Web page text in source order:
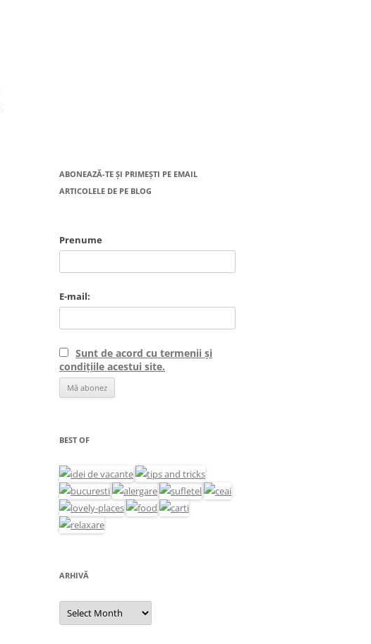
ABONEAZĂ-TE ȘI PRIMEȘTI PE EMAIL
ARTICOLELE DE PE BLOG
Prenume
E-mail:
Sunt de acord cu termenii și
condițiile acestui site.
BEST OF
ARHIVĂ
Arhivă